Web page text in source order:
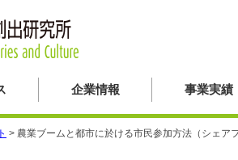
企業情報 事業実績
> 農業ブームと都市に於ける市民参加方法（シェア